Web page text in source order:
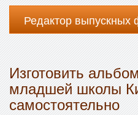
Редактор
Изготовить
младшей школы
самостоятельно